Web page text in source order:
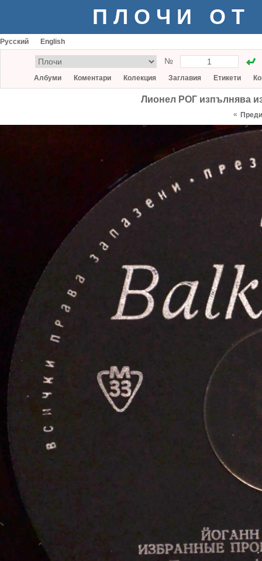
ПЛОЧИ ОТ
Русский English
№
Албуми Коментари Колекция Заглавия Етикети
Лионел РОГ изпълнява
«